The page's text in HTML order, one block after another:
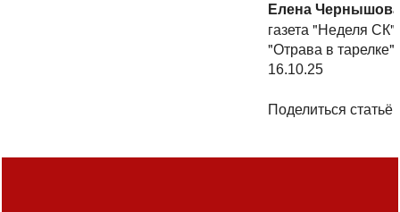
Елена Чернышова
газета "Неделя СК"
"Отрава в тарелке"
16.10.25
Поделиться